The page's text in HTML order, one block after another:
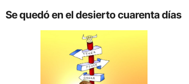
Se quedó en el desierto cuarenta días